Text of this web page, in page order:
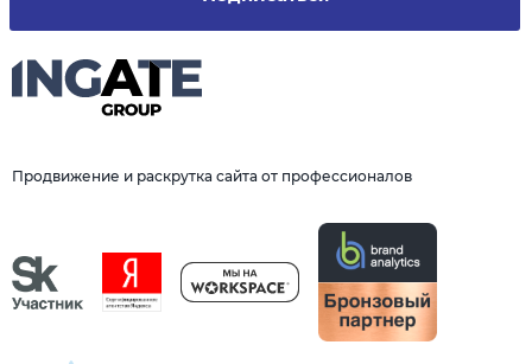
Продвижение и раскрутка сайта от профессионалов